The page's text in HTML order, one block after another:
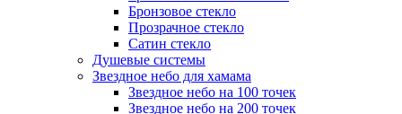
Бронзовое стекло
Прозрачное стекло
Сатин стекло
Душевые системы
Звездное небо для хамама
Звездное небо на 100 точек
Звездное небо на 200 точек